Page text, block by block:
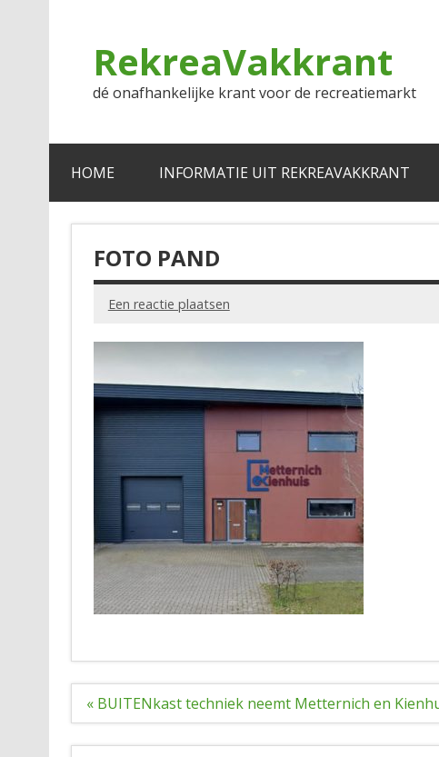
RekreaVakkrant
dé onafhankelijke krant voor de recreatiemarkt
HOME INFORMATIE UIT REKREAVAKKRANT
FOTO PAND
Een reactie plaatsen
Bericht
« BUITENkast techniek neemt Metternich en